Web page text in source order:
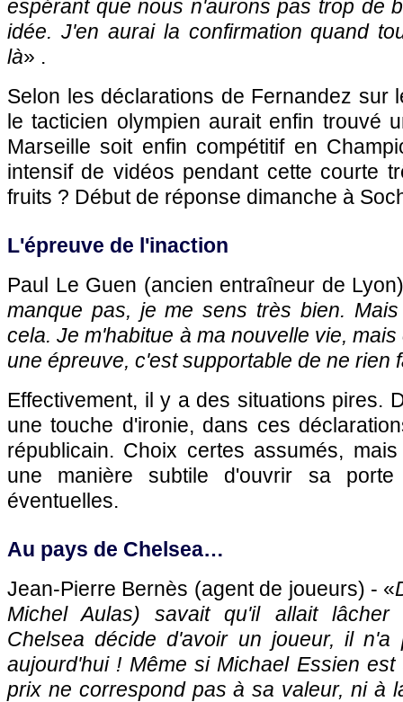
espérant que nous n'aurons pas trop de
idée. J'en aurai la confirmation quand
là» .
Selon les déclarations de Fernandez sur
le tacticien olympien aurait enfin trouvé
Marseille soit enfin compétitif en
intensif de vidéos pendant cette courte
fruits ? Début de réponse dimanche à
L'épreuve de l'inaction
Paul Le Guen (ancien entraîneur de Lyon
manque pas, je me sens très bien.
cela. Je m'habitue à ma nouvelle vie,
une épreuve, c'est supportable de ne rien
Effectivement, il y a des situations pires.
une touche d'ironie, dans ces
républicain. Choix certes assumés,
une manière subtile d'ouvrir sa
éventuelles.
Au pays de Chelsea…
Jean-Pierre Bernès (agent de joueurs) - «
Michel Aulas) savait qu'il allait
Chelsea décide d'avoir un joueur, il n'a
aujourd'hui ! Même si Michael Essien
prix ne correspond pas à sa valeur, ni à